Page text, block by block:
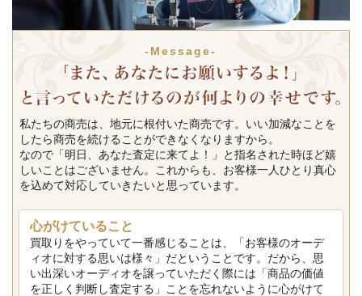
-Message-
私たちの商売は、地元に根付いた商売です。いい加減なことを
したら商売を続けることができなくなりますから。
なので「明日、あなた査定に来てよ！」と指名された時ほど嬉
しいことはございません。これからも、お客様一人ひとり真心
を込めて対応していきたいと思っています。
心がけていること
買取りをやっていて一番感じることは、「お客様のオーデ
ィオに対する思いは様々」だということです。だから、思
い出深いオーディオを譲っていただく際には「商品の価値
を正しく判断し査定する」ことを忘れないように心がけて